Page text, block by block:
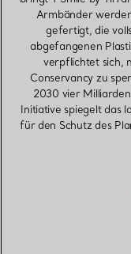
Armbänder
gefertigt, die
abgefangenen
verpflichtet sich,
Conservancy zu
2030 vier
Initiative spiegelt das
für den Schutz des